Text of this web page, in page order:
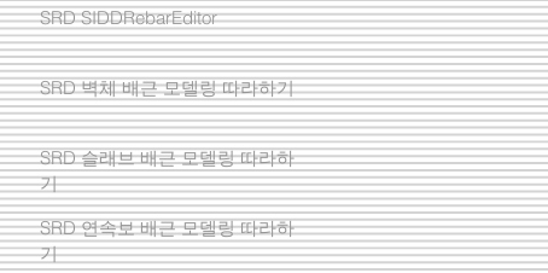
SRD SIDDRebarEditor
SRD 벽체 배근 모델링 따라하기
SRD 슬래브 배근 모델링 따라하
기
SRD 연속보 배근 모델링 따라하
기